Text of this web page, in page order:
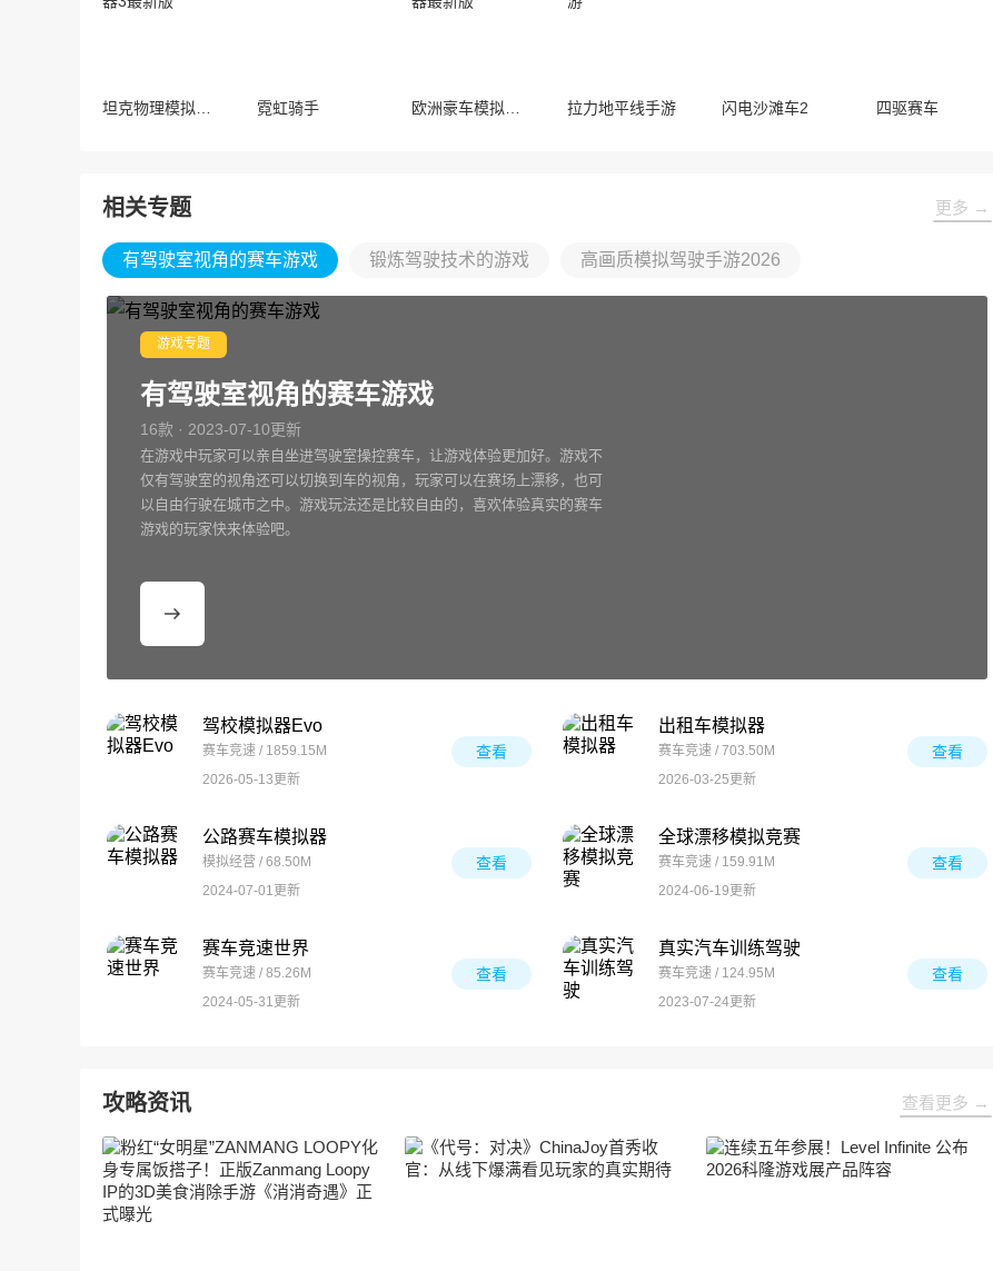
霓虹骑手 拉力地平线手游 闪电沙滩车2 四驱赛车
相关专题 更多 →
有驾驶室视角的赛车游戏 锻炼驾驶技术的游戏 高画质模拟驾驶手游2026
游戏专题
有驾驶室视角的赛车游戏
16款 · 2023-07-10更新
在游戏中玩家可以亲自坐进驾驶室操控赛车，让游戏体验更加好。游戏不
仅有驾驶室的视角还可以切换到车的视角，玩家可以在赛场上漂移，也可
以自由行驶在城市之中。游戏玩法还是比较自由的，喜欢体验真实的赛车
游戏的玩家快来体验吧。
驾校模拟器Evo
赛车竞速 / 1859.15M
2026-05-13更新
查看
出租车模拟器
赛车竞速 / 703.50M
2026-03-25更新
查看
公路赛车模拟器
模拟经营 / 68.50M
2024-07-01更新
查看
全球漂移模拟竞赛
赛车竞速 / 159.91M
2024-06-19更新
查看
赛车竞速世界
赛车竞速 / 85.26M
2024-05-31更新
查看
真实汽车训练驾驶
赛车竞速 / 124.95M
2023-07-24更新
查看
攻略资讯 查看更多 →